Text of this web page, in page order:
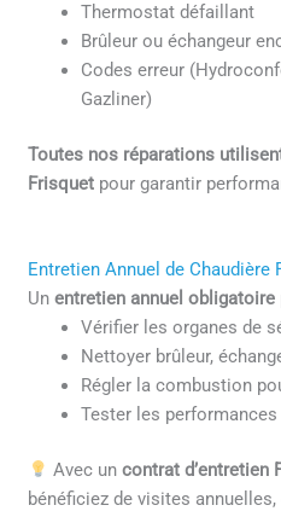
Thermostat défaillant
Brûleur ou échangeur
Codes erreur
Gazliner)
Toutes nos réparations
Frisquet pour garantir
Entretien Annuel de Chaudière
Unentretien annuel obligatoire
Vérifier les organes de
Nettoyer brûleur,
Régler la combustion
Tester les performances
Avec un contrat d’entretien
bénéficiez de visites